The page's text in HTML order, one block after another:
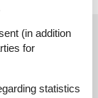
External reviews
(in addition
for
statistics